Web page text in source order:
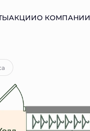
АКЦИИО КОМПАНИИ